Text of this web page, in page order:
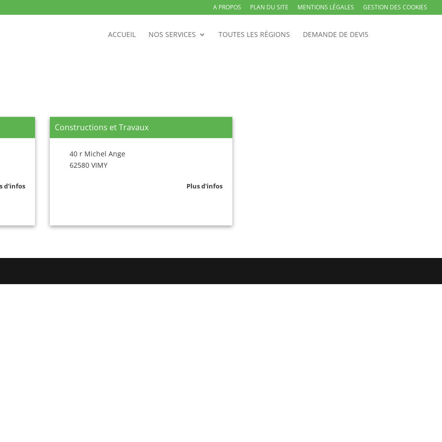
A PROPOS PLAN DU SITE MENTIONS LÉGALES GESTION DES COOKIES
ACCUEIL NOS SERVICES TOUTES LES RÉGIONS DEMANDE DE DEVIS
d'infos
Constructions et Travaux
40 r Michel Ange
62580 VIMY
Plus d'infos